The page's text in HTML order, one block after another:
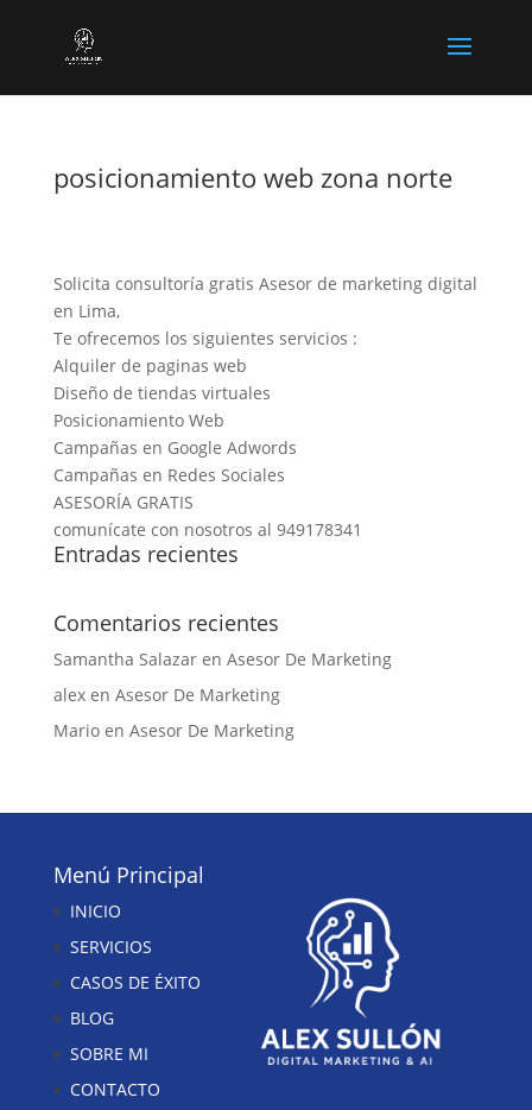
posicionamiento web zona norte
Solicita consultoría gratis Asesor de marketing digital
en Lima,
Te ofrecemos los siguientes servicios :
Alquiler de paginas web
Diseño de tiendas virtuales
Posicionamiento Web
Campañas en Google Adwords
Campañas en Redes Sociales
ASESORÍA GRATIS
comunícate con nosotros al 949178341
Entradas recientes
Comentarios recientes
Samantha Salazaren Asesor De Marketing
alexen Asesor De Marketing
Marioen Asesor De Marketing
Menú Principal
INICIO
SERVICIOS
CASOS DE ÉXITO
BLOG
SOBRE MI
CONTACTO